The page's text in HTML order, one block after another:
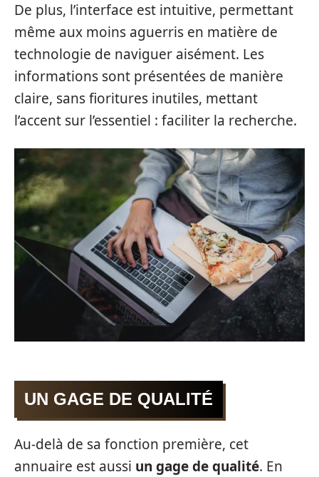
De plus, l’interface est intuitive, permettant
même aux moins aguerris en matière de
technologie de naviguer aisément. Les
informations sont présentées de manière
claire, sans fioritures inutiles, mettant
l’accent sur l’essentiel : faciliter la recherche.
UN GAGE DE QUALITÉ
Au-delà de sa fonction première, cet
annuaire est aussi un gage de qualité. En